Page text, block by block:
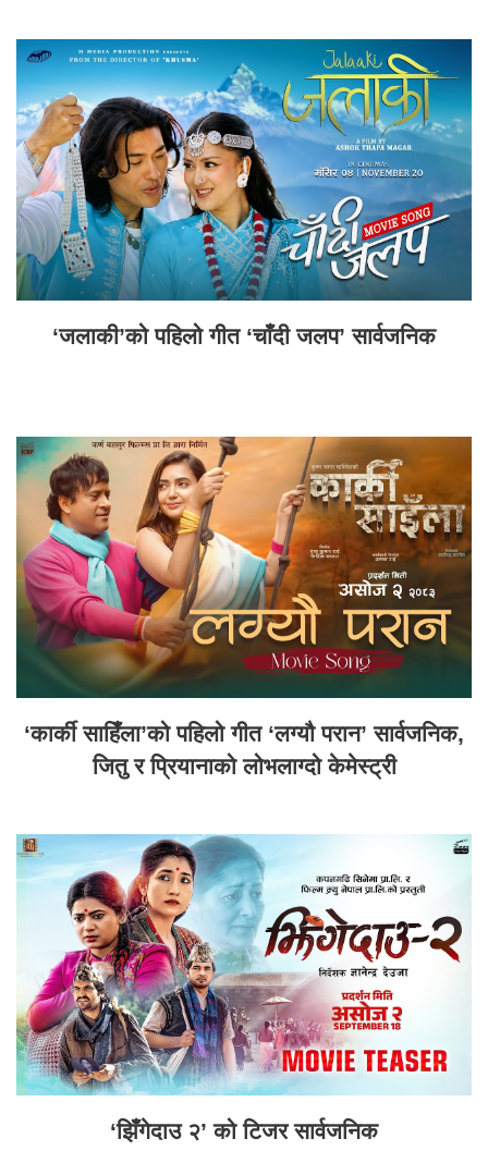
‘जलाकी’को पहिलो गीत ‘चाँदी जलप’ सार्वजनिक
‘कार्की साहिँला’को पहिलो गीत ‘लग्यौ परान’ सार्वजनिक,
जितु र प्रियानाको लोभलाग्दो केमेस्ट्री
‘झिँगेदाउ २’ को टिजर सार्वजनिक